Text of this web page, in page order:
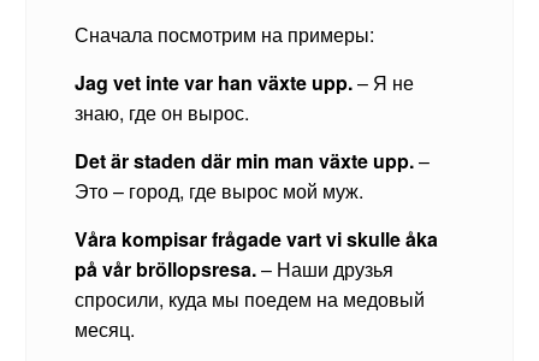
Сначала посмотрим на примеры:
Jag vet inte var han växte upp.– Я не
знаю, где он вырос.
Det är staden där min man växte upp.–
Это – город, где вырос мой муж.
Våra kompisar frågade vart vi skulle åka
på vår bröllopsresa.– Наши друзья
спросили, куда мы поедем на медовый
месяц.